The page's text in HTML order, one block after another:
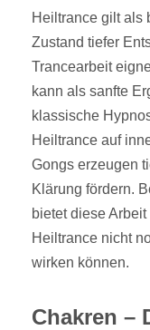
Heiltrance gilt als
Zustand tiefer
Trancearbeit
kann als sanfte
klassische
Heiltrance auf
Gongs erzeugen
Klärung fördern.
bietet diese
Heiltrance nicht
wirken können.
Chakren –